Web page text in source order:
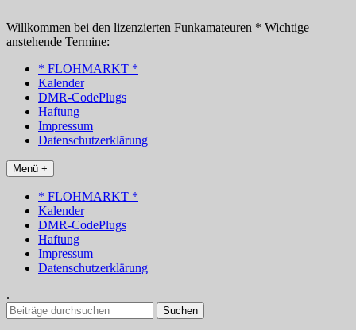
Inhalt
springen
Willkommen bei den lizenzierten Funkamateuren * Wichtige
anstehende Termine:
* FLOHMARKT *
Kalender
DMR-CodePlugs
Haftung
Impressum
Datenschutzerklärung
Menü +
* FLOHMARKT *
Kalender
DMR-CodePlugs
Haftung
Impressum
Datenschutzerklärung
.
Suchen
nach: